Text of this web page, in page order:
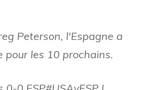
Peterson, l'Espagne a
pour les 10 prochains.